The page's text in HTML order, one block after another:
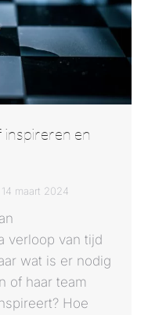
inspireren en
14 maart 2024
verloop van tijd
wat is er nodig
of haar team
Hoe